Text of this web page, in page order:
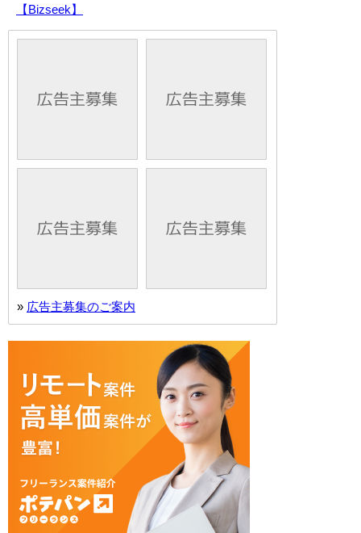
【Bizseek】
» 広告主募集のご案内